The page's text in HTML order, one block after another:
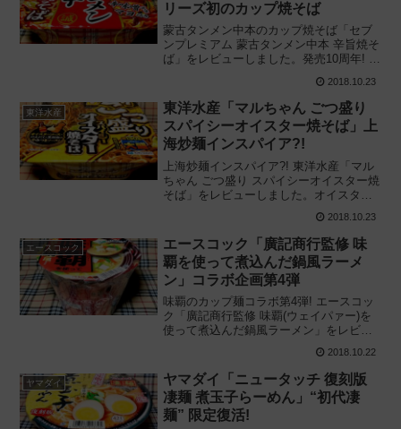
リーズ初のカップ焼そば
蒙古タンメン中本のカップ焼そば「セブ
ンプレミアム 蒙古タンメン中本 辛旨焼そ
ば」をレビューしました。発売10周年! 特
ズ初の焼そばを実際に食べてみた感想に
基づき評価します。2018/10/22新発売
2018.10.23
東洋水産
東洋水産「マルちゃん ごつ盛り
スパイシーオイスター焼そば」上
海炒麺インスパイア?!
上海炒麺インスパイア?! 東洋水産「マル
ちゃん ごつ盛り スパイシーオイスター焼
そば」をレビューしました。オイスター×
ップ焼そばを実際に食べてみた感想に基
づき評価します。2018/10/22新発売
2018.10.23
エースコック
エースコック「廣記商行監修 味
覇を使って煮込んだ鍋風ラーメ
ン」コラボ企画第4弾
味覇のカップ麺コラボ第4弾! エースコッ
ク「廣記商行監修 味覇(ウェイパァー)を
使って煮込んだ鍋風ラーメン」をレビュ
風カップ麺を実際に食べてみた感想に基
づき評価します。2018/10/22新発売
2018.10.22
ヤマダイ
ヤマダイ「ニュータッチ 復刻版
凄麺 煮玉子らーめん」“初代凄
麺” 限定復活!